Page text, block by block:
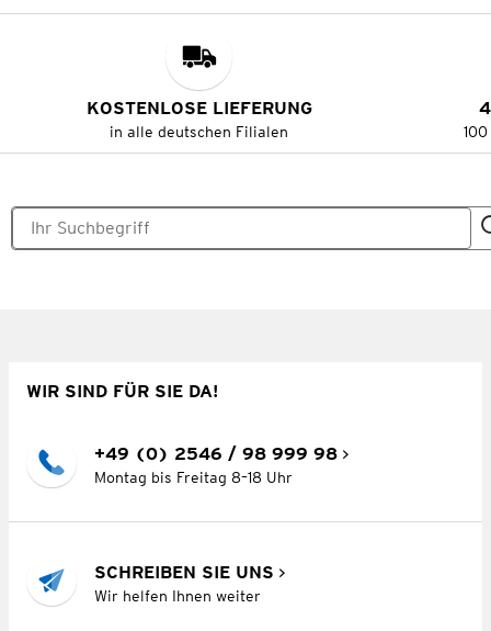
KOSTENLOSE LIEFERUNG
in alle deutschen Filialen
WIR SIND FÜR SIE DA!
+49 (0) 2546 / 98 999 98
Montag bis Freitag 8–18 Uhr
SCHREIBEN SIE UNS
Wir helfen Ihnen weiter